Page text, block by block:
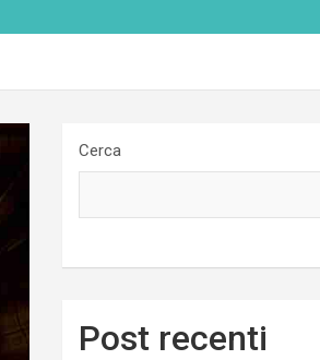
Cerca
Post recenti